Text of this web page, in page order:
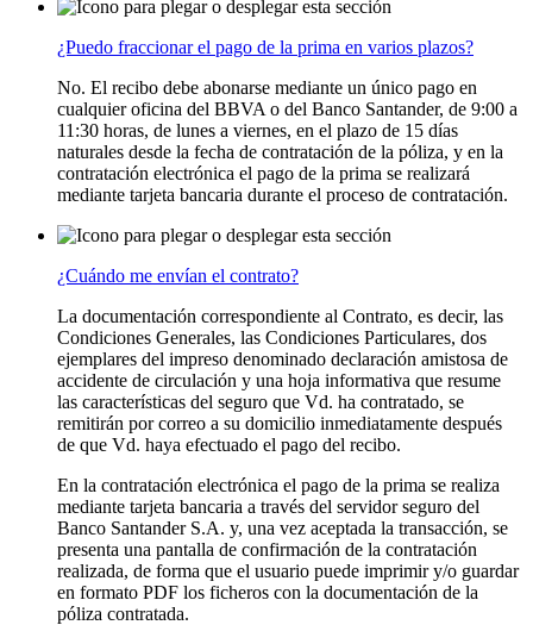
¿Puedo fraccionar el pago de la prima en varios plazos?
No. El recibo debe abonarse mediante un único pago en
cualquier oficina del BBVA o del Banco Santander, de 9:00 a
11:30 horas, de lunes a viernes, en el plazo de 15 días
naturales desde la fecha de contratación de la póliza, y en la
contratación electrónica el pago de la prima se realizará
mediante tarjeta bancaria durante el proceso de contratación.
¿Cuándo me envían el contrato?
La documentación correspondiente al Contrato, es decir, las
Condiciones Generales, las Condiciones Particulares, dos
ejemplares del impreso denominado declaración amistosa de
accidente de circulación y una hoja informativa que resume
las características del seguro que Vd. ha contratado, se
remitirán por correo a su domicilio inmediatamente después
de que Vd. haya efectuado el pago del recibo.
En la contratación electrónica el pago de la prima se realiza
mediante tarjeta bancaria a través del servidor seguro del
Banco Santander S.A. y, una vez aceptada la transacción, se
presenta una pantalla de confirmación de la contratación
realizada, de forma que el usuario puede imprimir y/o guardar
en formato PDF los ficheros con la documentación de la
póliza contratada.